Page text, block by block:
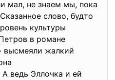
мал, не знаем мы, пока
слово, будто
культуры
в романе
высмеяли жалкий
ведь Эллочка и ей